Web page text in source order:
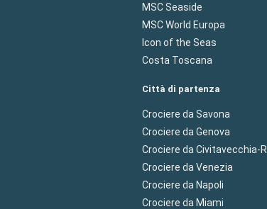
MSC Seaside
MSC World Europa
Icon of the Seas
Costa Toscana
Città di partenza
Crociere da Savona
Crociere da Genova
Crociere da Civitavecchia-
Crociere da Venezia
Crociere da Napoli
Crociere da Miami